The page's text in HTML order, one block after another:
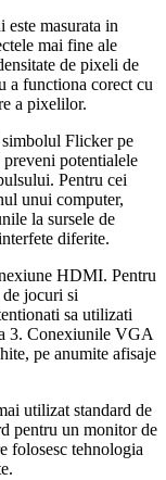
este masurata in
mai fine ale
de pixeli de
a functiona corect cu
a pixelilor.
simbolul Flicker pe
potentialele
Pentru cei
unui computer,
la sursele de
diferite.
HDMI. Pentru
jocuri si
sa utilizati
3. Conexiunile VGA
pe anumite afisaje
utilizat standard de
pentru un monitor de
folosesc tehnologia